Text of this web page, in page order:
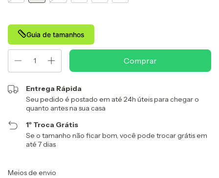
Guia de tamanhos
Entrega Rápida
Seu pedido é postado em até 24h úteis para chegar o
quanto antes na sua casa
1º Troca Grátis
Se o tamanho não ficar bom, você pode trocar grátis em
até 7 dias
Entregas para o CEP:
Meios de envio